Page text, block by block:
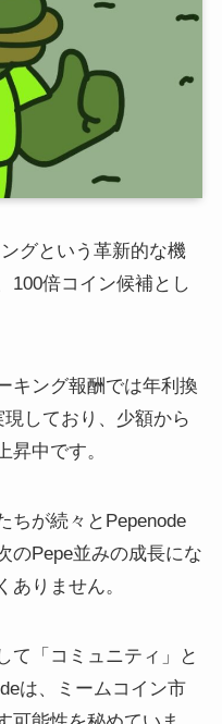
グという革新的な機
100倍コイン候補とし
キング報酬では年利換
しており、少額から
昇中です。
ちが続々とPepenode
のPepe並みの成長にな
ありません。
て「コミュニティ」と
は、ミームコイン市